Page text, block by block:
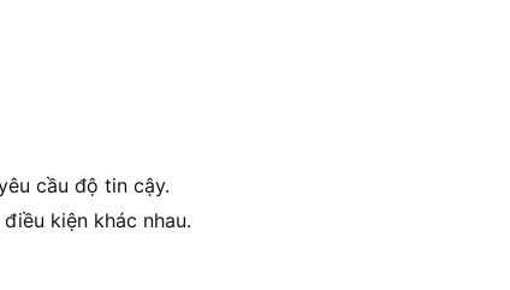
cầu độ tin cậy.
kiện khác nhau.